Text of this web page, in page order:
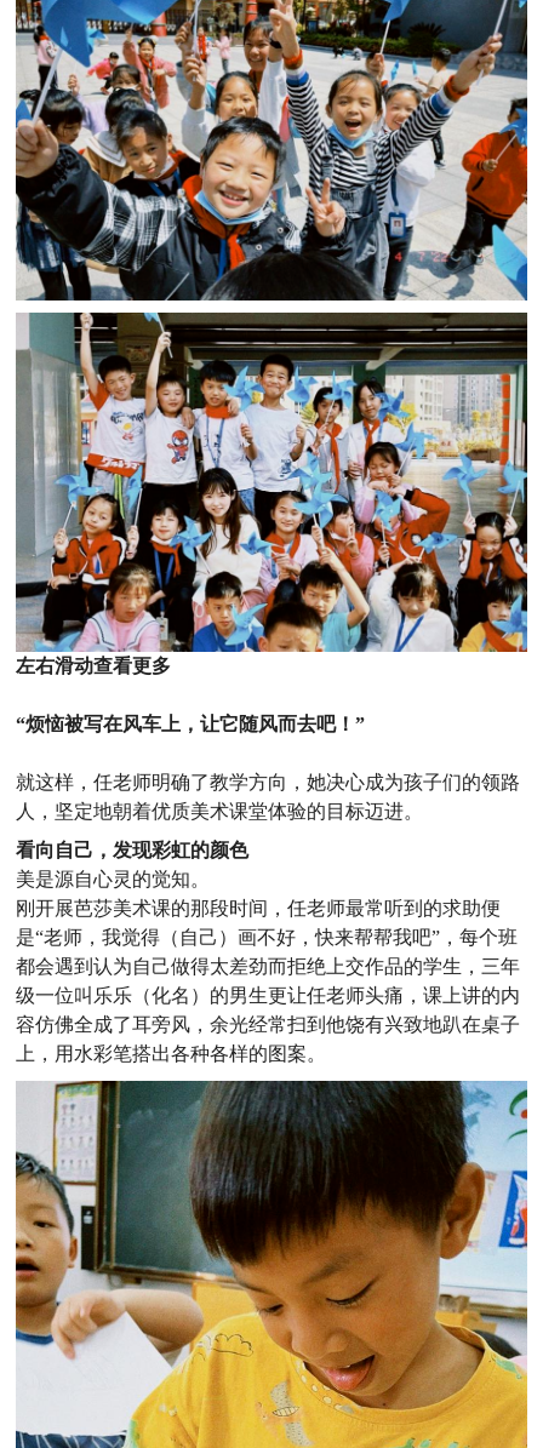
左右滑动查看更多
“烦恼被写在风车上，让它随风而去吧！”
就这样，任老师明确了教学方向，她决心成为孩子们的领路
人，坚定地朝着优质美术课堂体验的目标迈进。
看向自己，发现彩虹的颜色
美是源自心灵的觉知。
刚开展芭莎美术课的那段时间，任老师最常听到的求助便
是“老师，我觉得（自己）画不好，快来帮帮我吧”，每个班
都会遇到认为自己做得太差劲而拒绝上交作品的学生，三年
级一位叫乐乐（化名）的男生更让任老师头痛，课上讲的内
容仿佛全成了耳旁风，余光经常扫到他饶有兴致地趴在桌子
上，用水彩笔搭出各种各样的图案。